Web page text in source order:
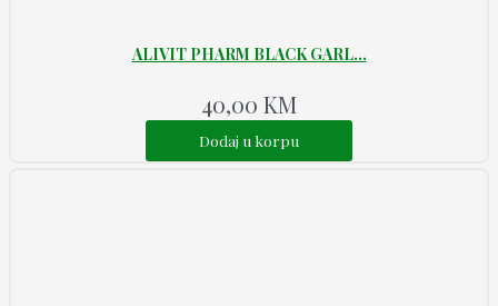
ALIVIT PHARM BLACK GARL...
40,00 KM
Dodaj u korpu